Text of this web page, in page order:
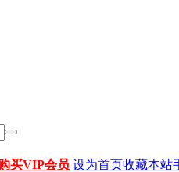
买VIP会员 设为首页收藏本站